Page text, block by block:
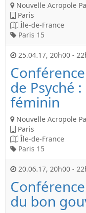
Nouvelle Acropole
Paris
Île-de-France
Paris 15
25.04.17, 20h00 -
de Psyché
féminin
Nouvelle Acropole
Paris
Île-de-France
Paris 15
20.06.17, 20h00 -
du bon